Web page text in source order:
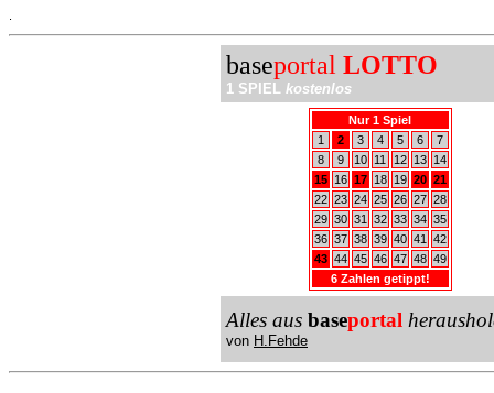
baseportal LOTTO
1 SPIEL kostenlos
Nur 1 Spiel
1
2 3 4 5 6
7
8
9 10 11 12 13
14
15
16 17 18 19 20 21
22 23 24 25 26 27 28
29 30 31 32 33 34 35
36 37 38 39 40 41
42
43 44 45 46 47 48 49
6 Zahlen getippt!
Alles aus baseportal
von H.Fehde